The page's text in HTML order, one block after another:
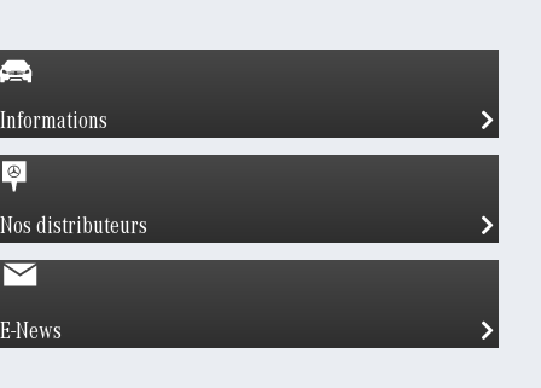
Informations
Nos distributeurs
E-News